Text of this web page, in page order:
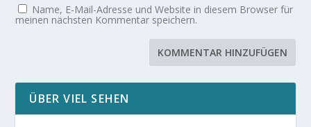
Name, E-Mail-Adresse und Website in diesem Browser für
meinen nächsten Kommentar speichern.
ÜBER VIEL SEHEN